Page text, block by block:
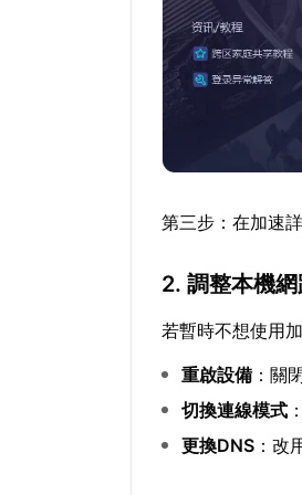
第三步：在加速
2. 調整本機
若暫時不想使用
重啟設備 ：關
切換連線模式
更換DNS ：改